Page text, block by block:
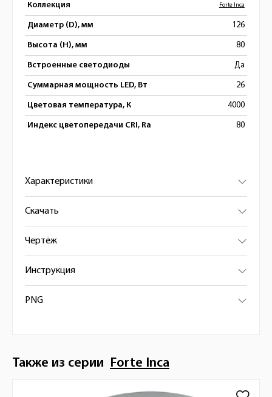
Коллекция Forte Inca
Диаметр (D), мм 126
Высота (H), мм 80
Встроенные светодиоды Да
Суммарная мощность LED, Вт 26
Цветовая температура, К 4000
Индекс цветопередачи CRI, Ra 80
Характеристики
Скачать
Чертёж
Инструкция
PNG
Также из серии Forte Inca